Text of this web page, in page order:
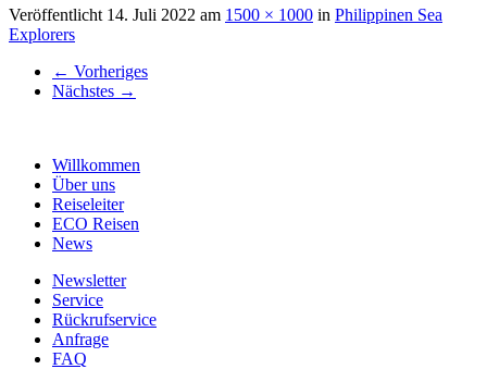
Veröffentlicht 14. Juli 2022 am 1500 × 1000 in Philippinen Sea
Explorers
← Vorheriges
Nächstes →
Willkommen
Über uns
Reiseleiter
ECO Reisen
News
Newsletter
Service
Rückrufservice
Anfrage
FAQ